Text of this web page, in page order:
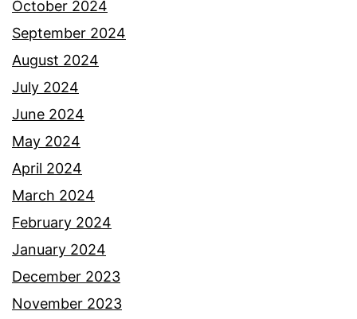
e
n
g
o
k
d
i
a
b
a
c
a
October 2024
September 2024
August 2024
July 2024
June 2024
May 2024
April 2024
March 2024
February 2024
January 2024
December 2023
November 2023